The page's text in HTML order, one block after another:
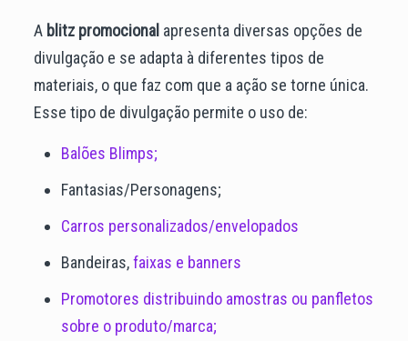
A blitz promocional apresenta diversas opções de
divulgação e se adapta à diferentes tipos de
materiais, o que faz com que a ação se torne única.
Esse tipo de divulgação permite o uso de:
Balões Blimps;
Fantasias/Personagens;
Carros personalizados/envelopados
Bandeiras,faixas e banners
Promotores distribuindo amostras ou panfletos
sobre o produto/marca;